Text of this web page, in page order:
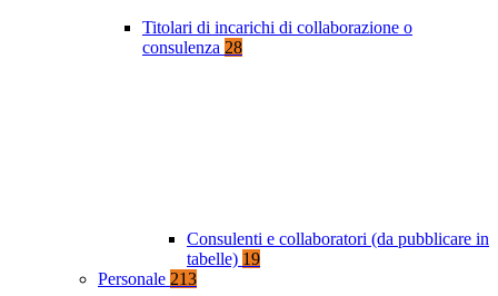
Titolari di incarichi di collaborazione o
consulenza 28
Consulenti e collaboratori (da pubblicare in
tabelle) 19
Personale 213